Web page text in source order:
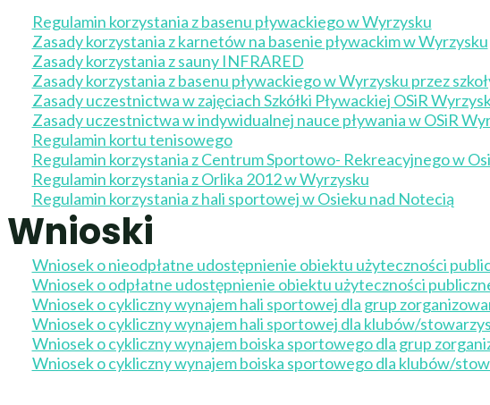
Regulamin korzystania z basenu pływackiego w Wyrzysku
Zasady korzystania z karnetów na basenie pływackim w Wyrzysku
Zasady korzystania z sauny INFRARED
Zasady korzystania z basenu pływackiego w Wyrzysku przez
Zasady uczestnictwa w zajęciach Szkółki Pływackiej OSiR
Zasady uczestnictwa w indywidualnej nauce pływania w OSiR
Regulamin kortu tenisowego
Regulamin korzystania z Centrum Sportowo- Rekreacyjnego w
Regulamin korzystania z Orlika 2012 w Wyrzysku
Regulamin korzystania z hali sportowej w Osieku nad Notecią
Wnioski
Wniosek o nieodpłatne udostępnienie obiektu użyteczności
Wniosek o odpłatne udostępnienie obiektu użyteczności
Wniosek o cykliczny wynajem hali sportowej dla grup
Wniosek o cykliczny wynajem hali sportowej dla klubów/
Wniosek o cykliczny wynajem boiska sportowego dla grup
Wniosek o cykliczny wynajem boiska sportowego dla klubów/